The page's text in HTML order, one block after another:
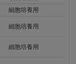
細胞培養用
細胞培養用
細胞培養用